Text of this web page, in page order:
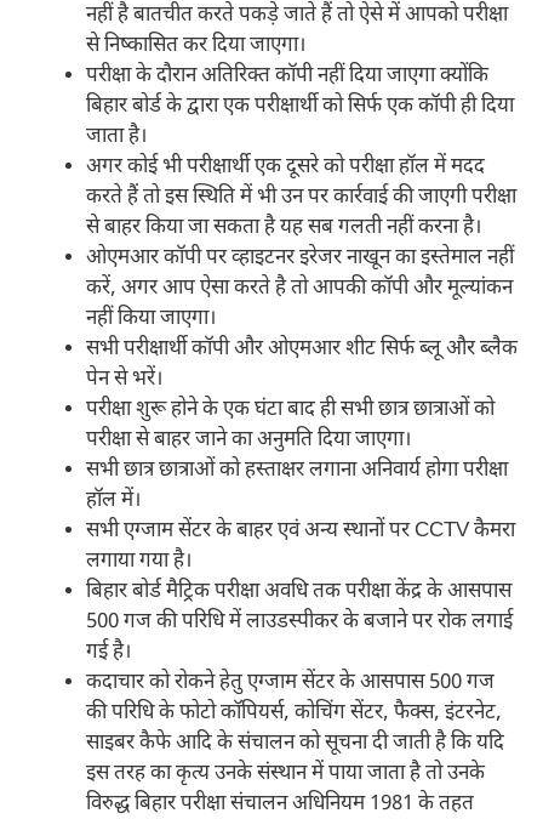
नहीं है बातचीत करते पकड़े जाते हैं तो ऐसे में आपको परीक्षा
से निष्कासित कर दिया जाएगा।
परीक्षा के दौरान अतिरिक्त कॉपी नहीं दिया जाएगा क्योंकि
बिहार बोर्ड के द्वारा एक परीक्षार्थी को सिर्फ एक कॉपी ही दिया
जाता है।
अगर कोई भी परीक्षार्थी एक दूसरे को परीक्षा हॉल में मदद
करते हैं तो इस स्थिति में भी उन पर कार्रवाई की जाएगी परीक्षा
से बाहर किया जा सकता है यह सब गलती नहीं करना है।
ओएमआर कॉपी पर व्हाइटनर इरेजर नाखून का इस्तेमाल नहीं
करें, अगर आप ऐसा करते है तो आपकी कॉपी और मूल्यांकन
नहीं किया जाएगा।
सभी परीक्षार्थी कॉपी और ओएमआर शीट सिर्फ ब्लू और ब्लैक
पेन से भरें।
परीक्षा शुरू होने के एक घंटा बाद ही सभी छात्र छात्राओं को
परीक्षा से बाहर जाने का अनुमति दिया जाएगा।
सभी छात्र छात्राओं को हस्ताक्षर लगाना अनिवार्य होगा परीक्षा
हॉल में।
सभी एग्जाम सेंटर के बाहर एवं अन्य स्थानों पर CCTV कैमरा
लगाया गया है।
बिहार बोर्ड मैट्रिक परीक्षा अवधि तक परीक्षा केंद्र के आसपास
500 गज की परिधि में लाउडस्पीकर के बजाने पर रोक लगाई
गई है।
कदाचार को रोकने हेतु एग्जाम सेंटर के आसपास 500 गज
की परिधि के फोटो कॉपियर्स, कोचिंग सेंटर, फैक्स, इंटरनेट,
साइबर कैफे आदि के संचालन को सूचना दी जाती है कि यदि
इस तरह का कृत्य उनके संस्थान में पाया जाता है तो उनके
विरुद्ध बिहार परीक्षा संचालन अधिनियम 1981 के तहत